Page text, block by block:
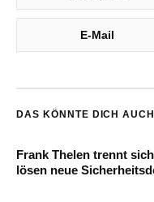
E-Mail
DAS KÖNNTE DICH
Frank Thelen trennt
lösen neue